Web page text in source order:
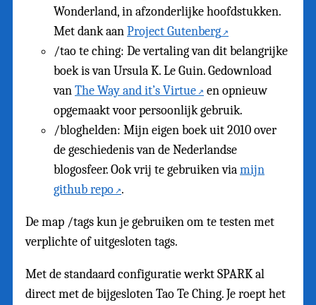
Wonderland, in afzonderlijke hoofdstukken.
Met dank aanProject Gutenberg
/tao te ching: De vertaling van dit belangrijke
boek is van Ursula K. Le Guin. Gedownload
vanThe Way and it’s Virtue
en opnieuw
opgemaakt voor persoonlijk gebruik.
/bloghelden: Mijn eigen boek uit 2010 over
de geschiedenis van de Nederlandse
blogosfeer. Ook vrij te gebruiken viamijn
github repo .
De map /tags kun je gebruiken om te testen met
verplichte of uitgesloten tags.
Met de standaard configuratie werkt SPARK al
direct met de bijgesloten Tao Te Ching. Je roept het